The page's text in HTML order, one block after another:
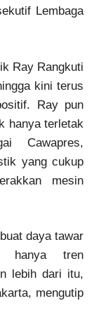
Lembaga
Ray Rangkuti
kini terus
Ray pun
hanya terletak
Cawapres,
yang cukup
mesin
daya tawar
hanya tren
lebih dari itu,
mengutip